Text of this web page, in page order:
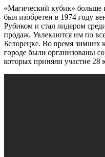
«Магический кубик» больше
был изобретен в 1974 году
Рубиком и стал лидером
продаж. Увлекаются им по
Белорецке. Во время зимних
городе были организованы
которых приняли участие 28